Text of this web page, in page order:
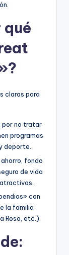
qué
claras para
por no tratar
programas
deporte.
fondo
de vida
con
la familia
Rosa, etc.).